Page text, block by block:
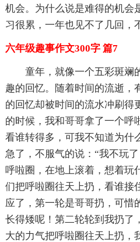
机会。为什么说是难得的机会
习很累，一年也见不了几回，
六年级趣事作文300字 篇7
童年，就像一个五彩斑斓
趣的回忆。随着时间的流逝，
的回忆却被时间的流水冲刷得
的时候，我和哥哥拿了一个呼
看谁转得多，可我不知道为什
急了，不服气的说：“我不玩
呼啦圈，在地上滚着，想着玩
们把呼啦圈往天上扔，看谁接
应了，第一轮是哥哥扔，可惜
长得矮呢！第二轮轮到我扔了
大的力气把呼啦圈往天上扔，